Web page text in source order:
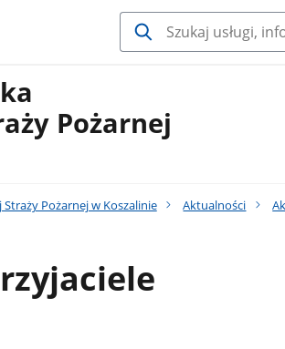
Pożarnej
Pożarnej w Koszalinie Aktualności